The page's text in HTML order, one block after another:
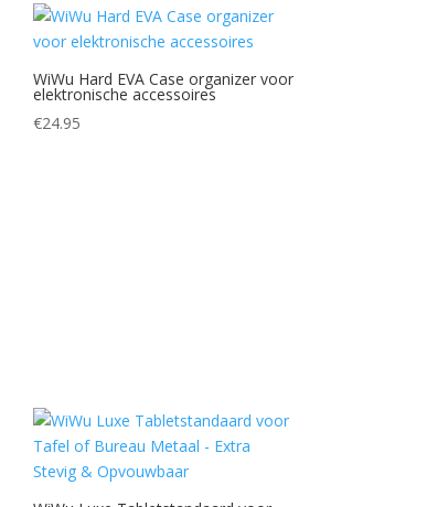
WiWu Hard EVA Case organizer voor
elektronische accessoires
€24.95